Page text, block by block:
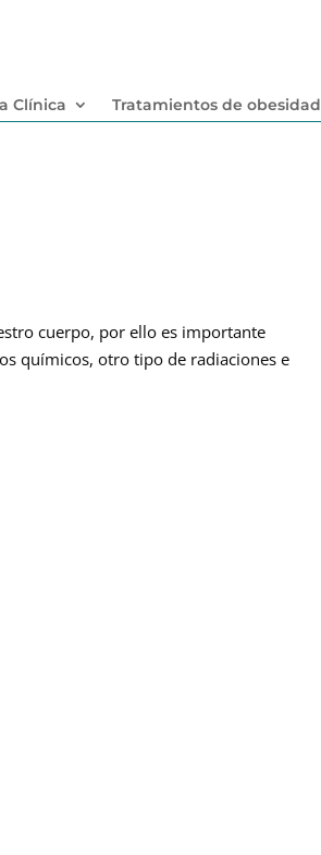
Clínica Tratamientos de obesidad
cuerpo, por ello es importante
químicos, otro tipo de radiaciones e